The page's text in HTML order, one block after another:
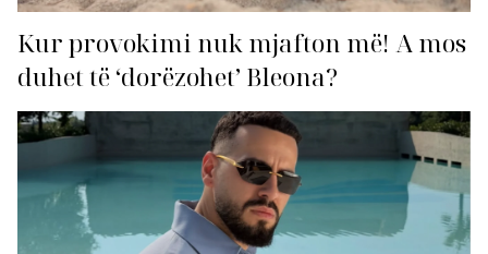
Kur provokimi nuk mjafton më! A mos
duhet të ‘dorëzohet’ Bleona?